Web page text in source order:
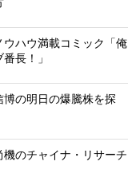
ウハウ満載コミック「俺
長！」
博の明日の爆騰株を探
機のチャイナ・リサーチ